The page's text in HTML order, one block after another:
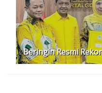
Beringin Resmi